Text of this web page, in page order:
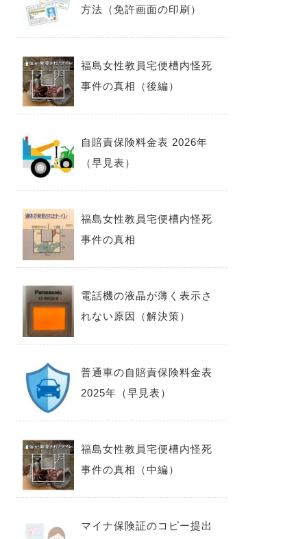
方法（免許画面の印刷）
福島女性教員宅便槽内怪死
事件の真相（後編）
自賠責保険料金表 2026年
（早見表）
福島女性教員宅便槽内怪死
事件の真相
電話機の液晶が薄く表示さ
れない原因（解決策）
普通車の自賠責保険料金表
2025年（早見表）
福島女性教員宅便槽内怪死
事件の真相（中編）
マイナ保険証のコピー提出